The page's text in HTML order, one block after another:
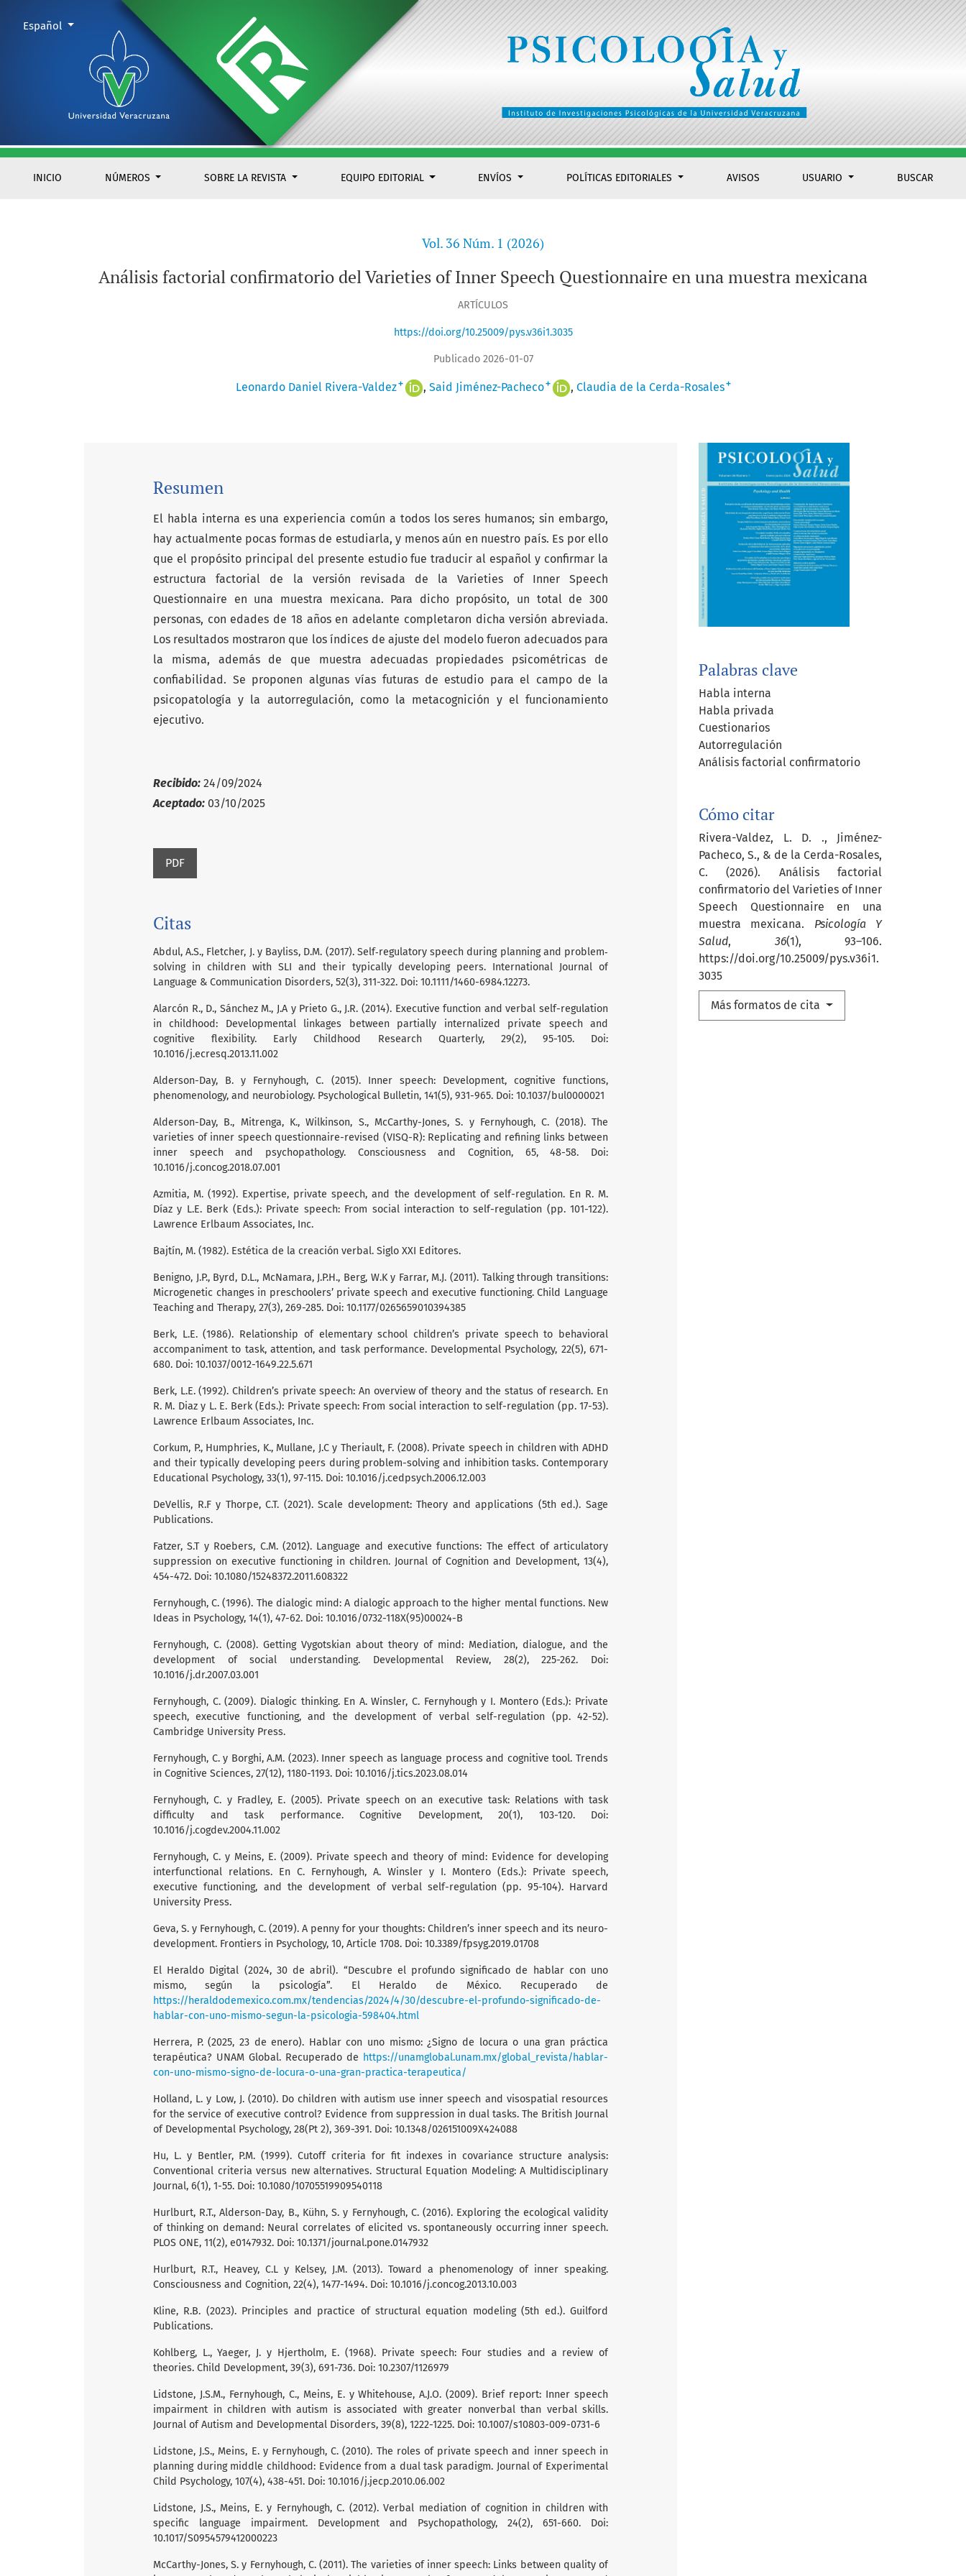
Análisis factorial confirmatorio del Varieties of Inner Speech Questionnaire en una muestra mexicana
INICIO NÚMEROS SOBRE LA REVISTA EQUIPO EDITORIAL ENVÍOS POLÍTICAS EDITORIALES AVISOS USUARIO BUSCAR
Cambiar el idioma. El actual es:
Español
Vol. 36 Núm. 1 (2026)
Análisis factorial confirmatorio del Varieties of Inner Speech Questionnaire en una muestra mexicana
ARTÍCULOS
https://doi.org/10.25009/pys.v36i1.3035
Publicado 2026-01-07
Leonardo Daniel Rivera-Valdez+ Said Jiménez-Pacheco+ Claudia de la Cerda-Rosales+
Palabras clave
Habla interna
Habla privada
Cuestionarios
Autorregulación
Análisis factorial confirmatorio
Cómo citar
Rivera-Valdez, L. D. ., Jiménez-
Pacheco, S., & de la Cerda-Rosales,
C. (2026). Análisis factorial
confirmatorio del Varieties of Inner
Speech Questionnaire en una
muestra mexicana. Psicología Y
Salud, 36(1), 93–106.
https://doi.org/10.25009/pys.v36i1.
3035
Más formatos de cita
Resumen
El habla interna es una experiencia común a todos los seres humanos; sin embargo,
hay actualmente pocas formas de estudiarla, y menos aún en nuestro país. Es por ello
que el propósito principal del presente estudio fue traducir al español y confirmar la
estructura factorial de la versión revisada de la Varieties of Inner Speech
Questionnaire en una muestra mexicana. Para dicho propósito, un total de 300
personas, con edades de 18 años en adelante completaron dicha versión abreviada.
Los resultados mostraron que los índices de ajuste del modelo fueron adecuados para
la misma, además de que muestra adecuadas propiedades psicométricas de
confiabilidad. Se proponen algunas vías futuras de estudio para el campo de la
psicopatología y la autorregulación, como la metacognición y el funcionamiento
ejecutivo.
Recibido: 24/09/2024
Aceptado: 03/10/2025
PDF
Citas
Abdul, A.S., Fletcher, J. y Bayliss, D.M. (2017). Self‐regulatory speech during planning and problem‐
solving in children with SLI and their typically developing peers. International Journal of
Language & Communication Disorders, 52(3), 311-322. Doi: 10.1111/1460-6984.12273.
Alarcón R., D., Sánchez M., J.A y Prieto G., J.R. (2014). Executive function and verbal self-regulation
in childhood: Developmental linkages between partially internalized private speech and
cognitive flexibility. Early Childhood Research Quarterly, 29(2), 95-105. Doi:
10.1016/j.ecresq.2013.11.002
Alderson-Day, B. y Fernyhough, C. (2015). Inner speech: Development, cognitive functions,
phenomenology, and neurobiology. Psychological Bulletin, 141(5), 931-965. Doi: 10.1037/bul0000021
Alderson-Day, B., Mitrenga, K., Wilkinson, S., McCarthy-Jones, S. y Fernyhough, C. (2018). The
varieties of inner speech questionnaire-revised (VISQ-R): Replicating and refining links between
inner speech and psychopathology. Consciousness and Cognition, 65, 48-58. Doi:
10.1016/j.concog.2018.07.001
Azmitia, M. (1992). Expertise, private speech, and the development of self-regulation. En R. M.
Díaz y L.E. Berk (Eds.): Private speech: From social interaction to self-regulation (pp. 101-122).
Lawrence Erlbaum Associates, Inc.
Bajtín, M. (1982). Estética de la creación verbal. Siglo XXI Editores.
Benigno, J.P., Byrd, D.L., McNamara, J.P.H., Berg, W.K y Farrar, M.J. (2011). Talking through transitions:
Microgenetic changes in preschoolers’ private speech and executive functioning. Child Language
Teaching and Therapy, 27(3), 269-285. Doi: 10.1177/0265659010394385
Berk, L.E. (1986). Relationship of elementary school children’s private speech to behavioral
accompaniment to task, attention, and task performance. Developmental Psychology, 22(5), 671-
680. Doi: 10.1037/0012-1649.22.5.671
Berk, L.E. (1992). Children’s private speech: An overview of theory and the status of research. En
R. M. Diaz y L. E. Berk (Eds.): Private speech: From social interaction to self-regulation (pp. 17-53).
Lawrence Erlbaum Associates, Inc.
Corkum, P., Humphries, K., Mullane, J.C y Theriault, F. (2008). Private speech in children with ADHD
and their typically developing peers during problem-solving and inhibition tasks. Contemporary
Educational Psychology, 33(1), 97-115. Doi: 10.1016/j.cedpsych.2006.12.003
DeVellis, R.F y Thorpe, C.T. (2021). Scale development: Theory and applications (5th ed.). Sage
Publications.
Fatzer, S.T y Roebers, C.M. (2012). Language and executive functions: The effect of articulatory
suppression on executive functioning in children. Journal of Cognition and Development, 13(4),
454-472. Doi: 10.1080/15248372.2011.608322
Fernyhough, C. (1996). The dialogic mind: A dialogic approach to the higher mental functions. New
Ideas in Psychology, 14(1), 47-62. Doi: 10.1016/0732-118X(95)00024-B
Fernyhough, C. (2008). Getting Vygotskian about theory of mind: Mediation, dialogue, and the
development of social understanding. Developmental Review, 28(2), 225-262. Doi:
10.1016/j.dr.2007.03.001
Fernyhough, C. (2009). Dialogic thinking. En A. Winsler, C. Fernyhough y I. Montero (Eds.): Private
speech, executive functioning, and the development of verbal self-regulation (pp. 42-52).
Cambridge University Press.
Fernyhough, C. y Borghi, A.M. (2023). Inner speech as language process and cognitive tool. Trends
in Cognitive Sciences, 27(12), 1180-1193. Doi: 10.1016/j.tics.2023.08.014
Fernyhough, C. y Fradley, E. (2005). Private speech on an executive task: Relations with task
difficulty and task performance. Cognitive Development, 20(1), 103-120. Doi:
10.1016/j.cogdev.2004.11.002
Fernyhough, C. y Meins, E. (2009). Private speech and theory of mind: Evidence for developing
interfunctional relations. En C. Fernyhough, A. Winsler y I. Montero (Eds.): Private speech,
executive functioning, and the development of verbal self-regulation (pp. 95-104). Harvard
University Press.
Geva, S. y Fernyhough, C. (2019). A penny for your thoughts: Children’s inner speech and its neuro-
development. Frontiers in Psychology, 10, Article 1708. Doi: 10.3389/fpsyg.2019.01708
El Heraldo Digital (2024, 30 de abril). “Descubre el profundo significado de hablar con uno
mismo, según la psicología”. El Heraldo de México. Recuperado de
https://heraldodemexico.com.mx/tendencias/2024/4/30/descubre-el-profundo-significado-de-
hablar-con-uno-mismo-segun-la-psicologia-598404.html
Herrera, P. (2025, 23 de enero). Hablar con uno mismo: ¿Signo de locura o una gran práctica
terapéutica? UNAM Global. Recuperado de https://unamglobal.unam.mx/global_revista/hablar-
con-uno-mismo-signo-de-locura-o-una-gran-practica-terapeutica/
Holland, L. y Low, J. (2010). Do children with autism use inner speech and visospatial resources
for the service of executive control? Evidence from suppression in dual tasks. The British Journal
of Developmental Psychology, 28(Pt 2), 369-391. Doi: 10.1348/026151009X424088
Hu, L. y Bentler, P.M. (1999). Cutoff criteria for fit indexes in covariance structure analysis:
Conventional criteria versus new alternatives. Structural Equation Modeling: A Multidisciplinary
Journal, 6(1), 1-55. Doi: 10.1080/10705519909540118
Hurlburt, R.T., Alderson-Day, B., Kühn, S. y Fernyhough, C. (2016). Exploring the ecological validity
of thinking on demand: Neural correlates of elicited vs. spontaneously occurring inner speech.
PLOS ONE, 11(2), e0147932. Doi: 10.1371/journal.pone.0147932
Hurlburt, R.T., Heavey, C.L y Kelsey, J.M. (2013). Toward a phenomenology of inner speaking.
Consciousness and Cognition, 22(4), 1477-1494. Doi: 10.1016/j.concog.2013.10.003
Kline, R.B. (2023). Principles and practice of structural equation modeling (5th ed.). Guilford
Publications.
Kohlberg, L., Yaeger, J. y Hjertholm, E. (1968). Private speech: Four studies and a review of
theories. Child Development, 39(3), 691-736. Doi: 10.2307/1126979
Lidstone, J.S.M., Fernyhough, C., Meins, E. y Whitehouse, A.J.O. (2009). Brief report: Inner speech
impairment in children with autism is associated with greater nonverbal than verbal skills.
Journal of Autism and Developmental Disorders, 39(8), 1222-1225. Doi: 10.1007/s10803-009-0731-6
Lidstone, J.S., Meins, E. y Fernyhough, C. (2010). The roles of private speech and inner speech in
planning during middle childhood: Evidence from a dual task paradigm. Journal of Experimental
Child Psychology, 107(4), 438-451. Doi: 10.1016/j.jecp.2010.06.002
Lidstone, J.S., Meins, E. y Fernyhough, C. (2012). Verbal mediation of cognition in children with
specific language impairment. Development and Psychopathology, 24(2), 651-660. Doi:
10.1017/S0954579412000223
McCarthy-Jones, S. y Fernyhough, C. (2011). The varieties of inner speech: Links between quality of